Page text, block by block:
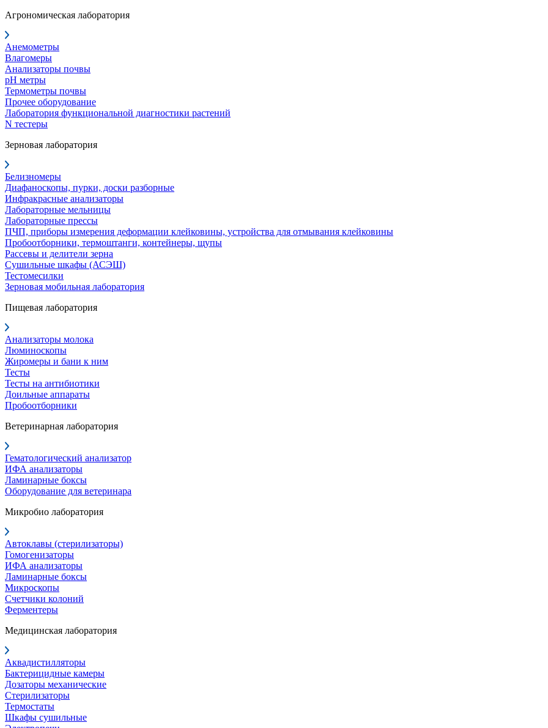
Агрономическая лаборатория
Анемометры
Влагомеры
Анализаторы почвы
pH метры
Термометры почвы
Прочее оборудование
Лаборатория функциональной диагностики растений
N тестеры
Зерновая лаборатория
Белизномеры
Диафаноскопы, пурки, доски разборные
Инфракрасные анализаторы
Лабораторные мельницы
Лабораторные прессы
ПЧП, приборы измерения деформации клейковины, устройства для отмывания клейковины
Пробоотборники, термоштанги, контейнеры, щупы
Рассевы и делители зерна
Сушильные шкафы (АСЭШ)
Тестомесилки
Зерновая мобильная лаборатория
Пищевая лаборатория
Анализаторы молока
Люминоскопы
Жиромеры и бани к ним
Тесты
Тесты на антибиотики
Доильные аппараты
Пробоотборники
Ветеринарная лаборатория
Гематологический анализатор
ИФА анализаторы
Ламинарные боксы
Оборудование для ветеринара
Микробио лаборатория
Автоклавы (стерилизаторы)
Гомогенизаторы
ИФА анализаторы
Ламинарные боксы
Микроскопы
Счетчики колоний
Ферментеры
Медицинская лаборатория
Аквадистилляторы
Бактерицидные камеры
Дозаторы механические
Стерилизаторы
Термостаты
Шкафы сушильные